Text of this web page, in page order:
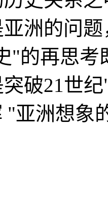
洲的问
"的再思考
破21世
"亚洲想象